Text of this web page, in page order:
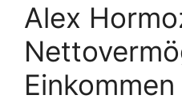
Alex
Einkommen